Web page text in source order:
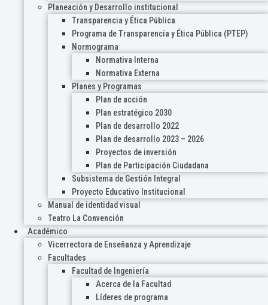
Planeación y Desarrollo institucional
Transparencia y Ética Pública
Programa de Transparencia y Ética Pública (PTEP)
Normograma
Normativa Interna
Normativa Externa
Planes y Programas
Plan de acción
Plan estratégico 2030
Plan de desarrollo 2022
Plan de desarrollo 2023 – 2026
Proyectos de inversión
Plan de Participación Ciudadana
Subsistema de Gestión Integral
Proyecto Educativo Institucional
Manual de identidad visual
Teatro La Convención
Académico
Vicerrectora de Enseñanza y Aprendizaje
Facultades
Facultad de Ingeniería
Acerca de la Facultad
Líderes de programa